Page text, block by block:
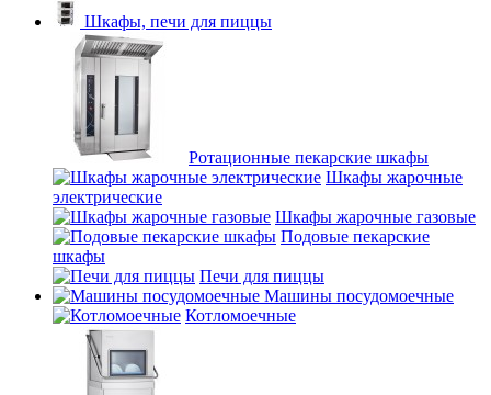
Шкафы, печи для пиццы
Ротационные пекарские шкафы
Шкафы жарочные
электрические
Шкафы жарочные газовые
Подовые пекарские
шкафы
Печи для пиццы
Машины посудомоечные
Котломоечные